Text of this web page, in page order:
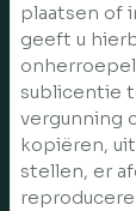
plaatsen of
geeft u
sublicentie
vergunning
kopiëren,
stellen, er